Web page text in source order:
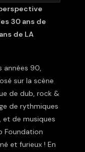
30 ans de
de LA
années 90,
sur la scène
de dub, rock &
de rythmiques
et de musiques
Foundation
et furieux ! En